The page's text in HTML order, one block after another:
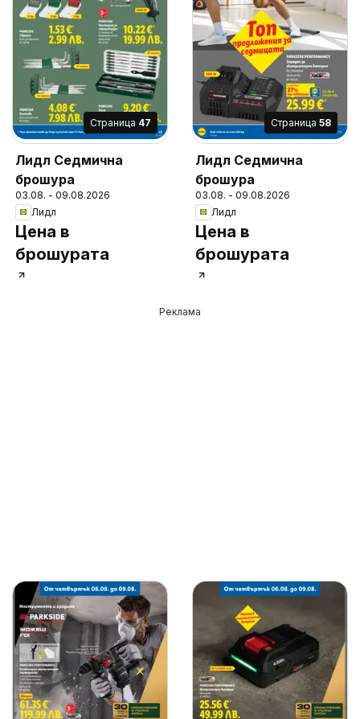
Cтраница 47
Лидл Седмична
брошура
03.08. - 09.08.2026
Лидл
Цена в
брошурата
Cтраница 58
Лидл Седмична
брошура
03.08. - 09.08.2026
Лидл
Цена в
брошурата
Реклама